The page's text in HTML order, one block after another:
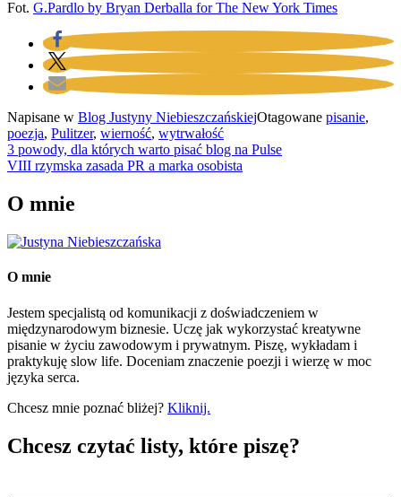
Fot. G.Pardlo by Bryan Derballa for The New York Times
Napisane w Blog Justyny NiebieszczańskiejOtagowane pisanie,
poezja, Pulitzer, wierność, wytrwałość
Nawigacja
wpisu
3 powody, dla których warto pisać blog na Pulse
VIII rzymska zasada PR a marka osobista
O mnie
O mnie
Jestem specjalistą od komunikacji z doświadczeniem w
międzynarodowym biznesie. Uczę jak wykorzystać kreatywne
pisanie w życiu zawodowym i prywatnym. Piszę, wykładam i
praktykuję slow life. Doceniam znaczenie poezji i wierzę w moc
języka serca.
Chcesz mnie poznać bliżej? Kliknij.
Chcesz czytać listy, które piszę?